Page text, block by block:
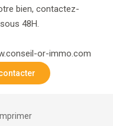
bien, contactez-
48H.
or-immo.com
Imprimer